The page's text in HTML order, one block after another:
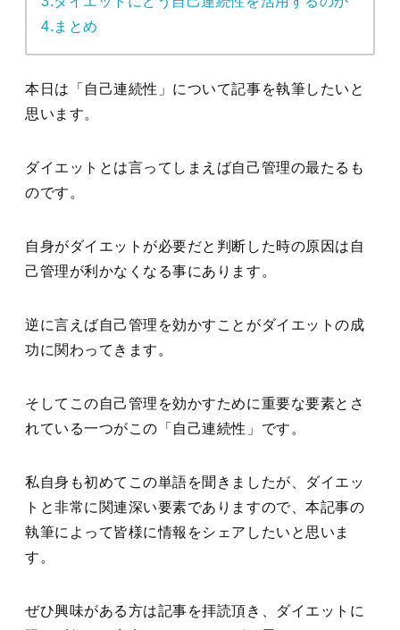
4.まとめ
本日は「自己連続性」について記事を執筆したいと
思います。
ダイエットとは言ってしまえば自己管理の最たるも
のです。
自身がダイエットが必要だと判断した時の原因は自
己管理が利かなくなる事にあります。
逆に言えば自己管理を効かすことがダイエットの成
功に関わってきます。
そしてこの自己管理を効かすために重要な要素とさ
れている一つがこの「自己連続性」です。
私自身も初めてこの単語を聞きましたが、ダイエッ
トと非常に関連深い要素でありますので、本記事の
執筆によって皆様に情報をシェアしたいと思いま
す。
ぜひ興味がある方は記事を拝読頂き、ダイエットに